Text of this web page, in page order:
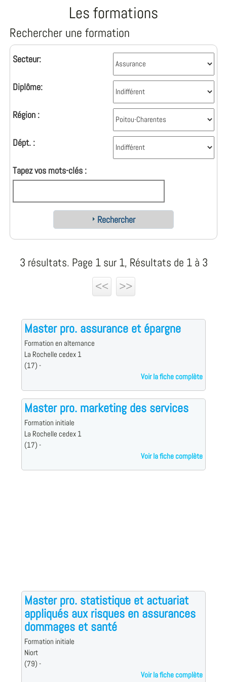
Les formations
Rechercher une formation
Secteur:
Diplôme:
Région :
Dépt. :
Tapez vos mots-clés :
Rechercher
3 résultats. Page 1 sur 1, Résultats de 1 à 3
<<
>>
Master pro. assurance et épargne
Formation en alternance
La Rochelle cedex 1
(17) -
Voir la fiche complète
Master pro. marketing des services
Formation initiale
La Rochelle cedex 1
(17) -
Voir la fiche complète
Master pro. statistique et actuariat
appliqués aux risques en assurances
dommages et santé
Formation initiale
Niort
(79) -
Voir la fiche complète